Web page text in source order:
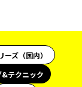
ズ（国内）
&テクニック